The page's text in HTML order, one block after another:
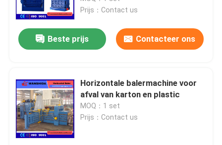
Prijs：Contact us
Beste prijs Contacteer ons
Horizontale balermachine voor
afval van karton en plastic
MOQ：1 set
Prijs：Contact us